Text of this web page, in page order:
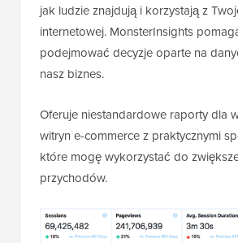
jak ludzie znajdują i korzystają z
internetowej. MonsterInsights
podejmować decyzje oparte na
nasz biznes.
Oferuje niestandardowe raporty dla
witryn e-commerce z praktycznymi
które mogę wykorzystać do
przychodów.